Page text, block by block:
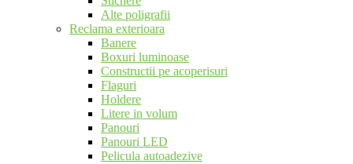
Alte poligrafii
Reclama exterioara
Banere
Boxuri luminoase
Constructii pe acoperisuri
Flaguri
Holdere
Litere in volum
Panouri
Panouri LED
Pelicula autoadezive